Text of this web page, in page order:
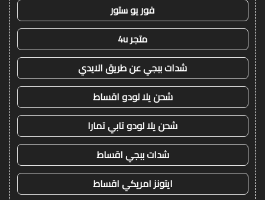
فور يو ستور
متجر 4u
شدات ببجي عن طريق الايدي
شحن يلا لودو اقساط
شحن يلا لودو تابي تمارا
شدات ببجي اقساط
ايتونز امريكي اقساط